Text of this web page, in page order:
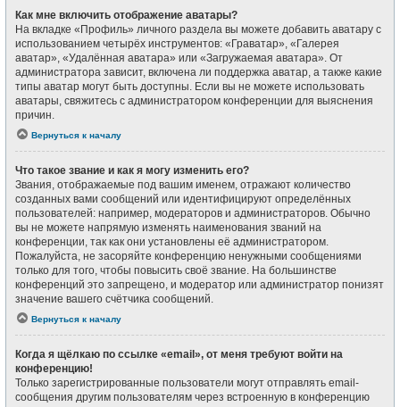
Как мне включить отображение аватары?
На вкладке «Профиль» личного раздела вы можете добавить аватару с
использованием четырёх инструментов: «Граватар», «Галерея
аватар», «Удалённая аватара» или «Загружаемая аватара». От
администратора зависит, включена ли поддержка аватар, а также какие
типы аватар могут быть доступны. Если вы не можете использовать
аватары, свяжитесь с администратором конференции для выяснения
причин.
Вернуться к началу
Что такое звание и как я могу изменить его?
Звания, отображаемые под вашим именем, отражают количество
созданных вами сообщений или идентифицируют определённых
пользователей: например, модераторов и администраторов. Обычно
вы не можете напрямую изменять наименования званий на
конференции, так как они установлены её администратором.
Пожалуйста, не засоряйте конференцию ненужными сообщениями
только для того, чтобы повысить своё звание. На большинстве
конференций это запрещено, и модератор или администратор понизят
значение вашего счётчика сообщений.
Вернуться к началу
Когда я щёлкаю по ссылке «email», от меня требуют войти на
конференцию!
Только зарегистрированные пользователи могут отправлять email-
сообщения другим пользователям через встроенную в конференцию